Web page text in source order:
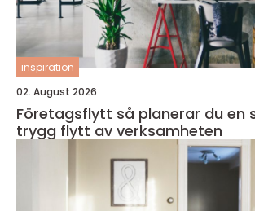
inspiration
02. August 2026
Företagsflytt så planerar du en smidig och
trygg flytt av verksamheten